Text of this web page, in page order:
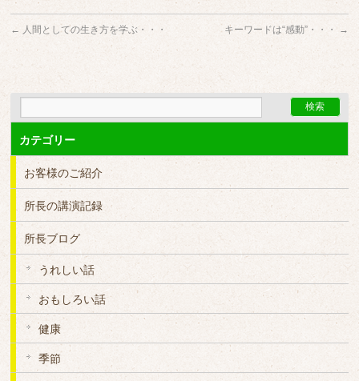
← 人間としての生き方を学ぶ・・・ キーワードは“感動”・・・ →
カテゴリー
お客様のご紹介
所長の講演記録
所長ブログ
うれしい話
おもしろい話
健康
季節